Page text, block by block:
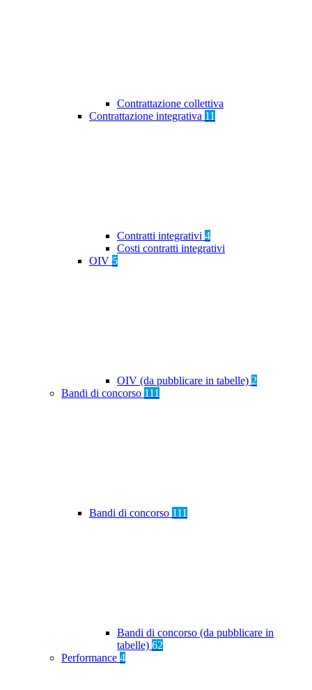
Contrattazione collettiva
Contrattazione integrativa 11
Contratti integrativi 4
Costi contratti integrativi
OIV 5
OIV (da pubblicare in tabelle) 2
Bandi di concorso 111
Bandi di concorso 111
Bandi di concorso (da pubblicare in
tabelle) 62
Performance 4